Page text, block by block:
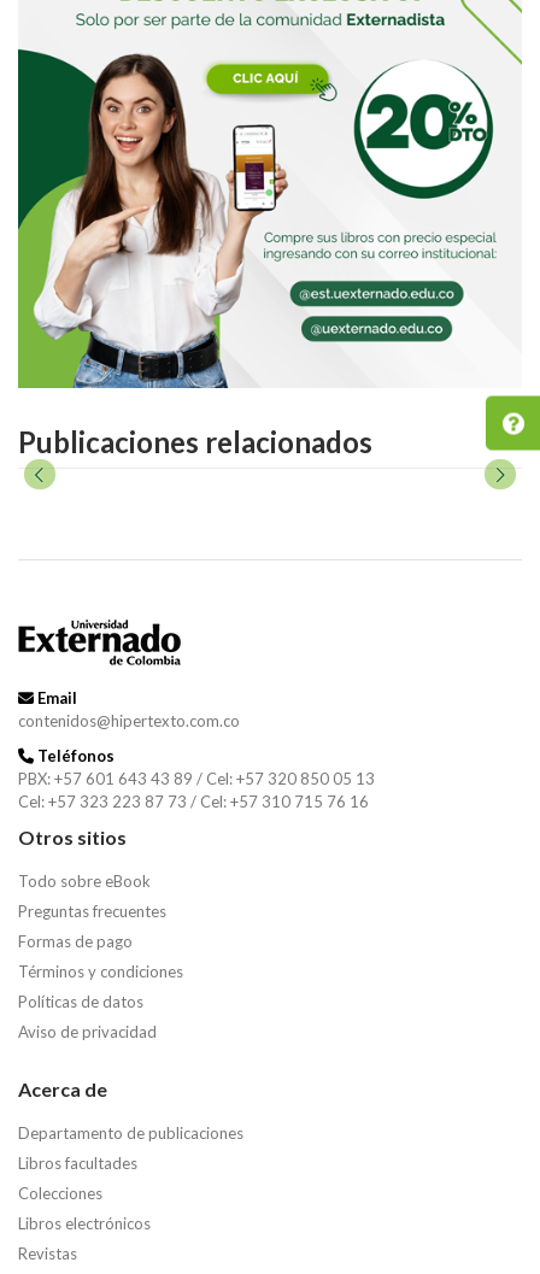
Publicaciones relacionados
Email
contenidos@hipertexto.com.co
Teléfonos
PBX: +57 601 643 43 89 / Cel: +57 320 850 05 13
Cel: +57 323 223 87 73 / Cel: +57 310 715 76 16
Otros sitios
Todo sobre eBook
Preguntas frecuentes
Formas de pago
Términos y condiciones
Políticas de datos
Aviso de privacidad
Acerca de
Departamento de publicaciones
Libros facultades
Colecciones
Libros electrónicos
Revistas